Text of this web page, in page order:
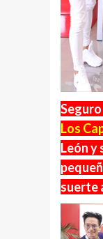
Los
León y
suerte